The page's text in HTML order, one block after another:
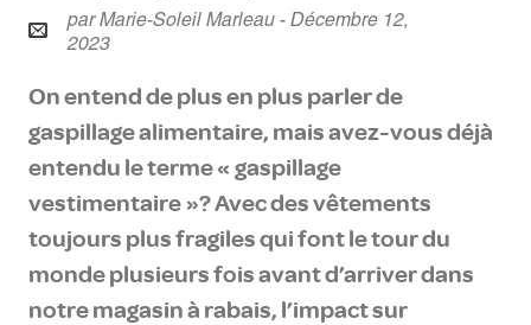
par Marie-Soleil Marleau - Décembre 12,
2023
On entend de plus en plus parler de
gaspillage alimentaire, mais avez-vous déjà
entendu le terme « gaspillage
vestimentaire »? Avec des vêtements
toujours plus fragiles qui font le tour du
monde plusieurs fois avant d’arriver dans
notre magasin à rabais, l’impact sur